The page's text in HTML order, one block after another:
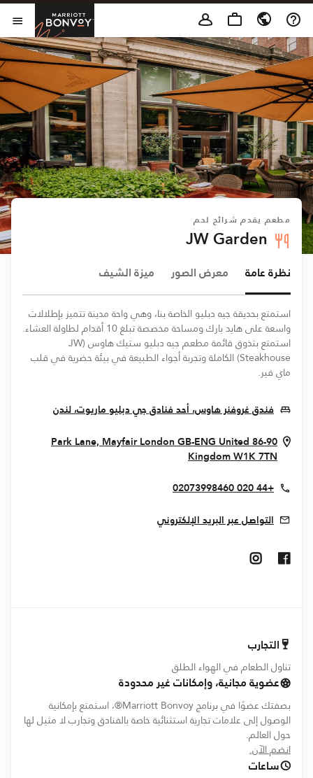
Skip to Content
مطعم يقدم شرائح لحم
JW Garden
نظرة عامة معرض الصور ميزة الشيف
استمتع بحديقة جيه دبليو الخاصة بنا، وهي واحة مدينة تتميز بإطلالات
واسعة على هايد بارك ومساحة مخصصة تبلغ 10 أقدام لطاولة العشاء.
استمتع بتذوق قائمة مطعم جيه دبليو ستيك هاوس (JW
Steakhouse) الكاملة وتجربة أجواء الطبيعة في بيئة حضرية في قلب
ماي فير.
فندق غروفنر هاوس، أحد فنادق جي دبليو ماريوت، لندنWindow
86-90 Park Lane, Mayfair
LondonGB-ENGUnited
KingdomW1K 7TN
Opens In New Window
+44 020 02073998460
التواصل عبر البريد الإلكتروني
Opens In New Window
التجارب
تناول الطعام في الهواء الطلق
عضوية مجانية، وإمكانات غير محدودة
بصفتك عضوًا في برنامج Marriott Bonvoy®، استمتع بإمكانية
الوصول إلى علامات تجارية استثنائية خاصة بالفنادق وتجارب لا مثيل لها
حول العالم.
انضم الآن.
ساعات